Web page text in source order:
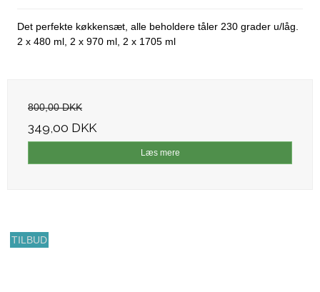
Det perfekte køkkensæt, alle beholdere tåler 230 grader u/låg.
2 x 480 ml, 2 x 970 ml, 2 x 1705 ml
800,00 DKK
349,00 DKK
Læs mere
TILBUD